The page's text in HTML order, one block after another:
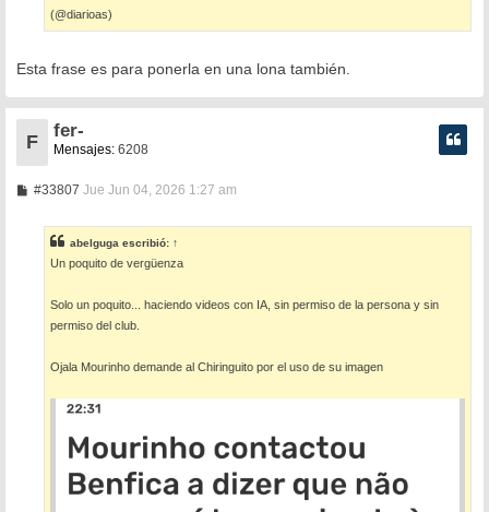
(@diarioas)
Esta frase es para ponerla en una lona también.
F
fer-
Mensajes: 6208
#33807M
a
j
Jue Jun 04, 2026 1:27 am
abelguga escribió: ↑
Un poquito de vergüenza
Solo un poquito... haciendo videos con IA, sin permiso de la persona y sin
permiso del club.
Ojala Mourinho demande al Chiringuito por el uso de su imagen